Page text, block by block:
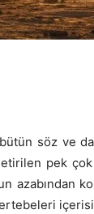
söz ve
pek
azabından